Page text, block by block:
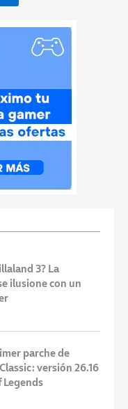
3? La
ilusione con un
parche de
versión 26.16
Legends